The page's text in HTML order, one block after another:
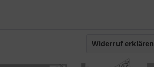
Widerruf erklären